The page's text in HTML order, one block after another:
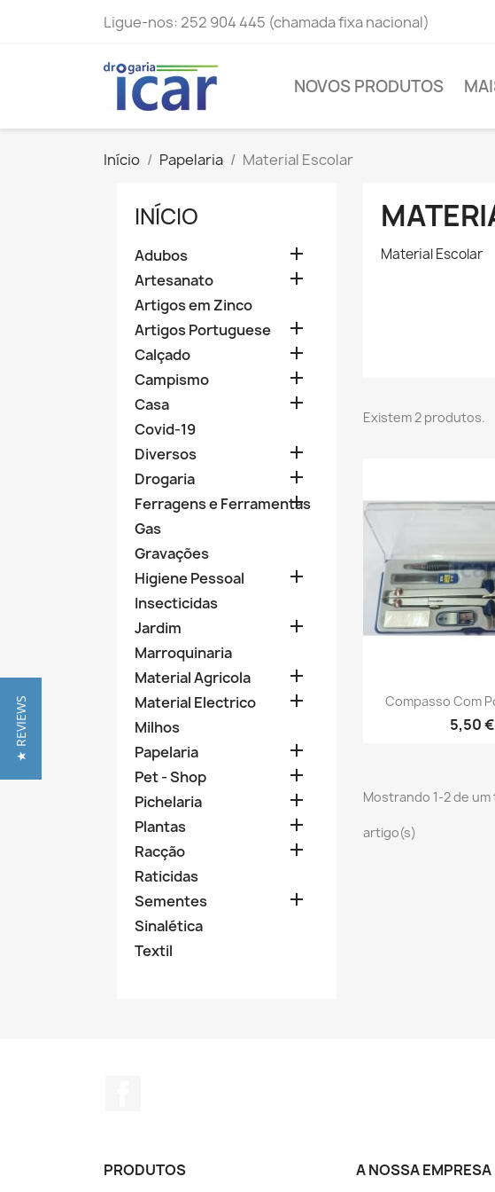
Ligue-nos: 252 904 445 (chamada fixa nacional)
NOVOS PRODUTOS
Início Papelaria Material Escolar
INÍCIO
Adubos 
Artesanato 
Artigos em Zinco
Artigos Portuguese

Calçado 
Campismo 
Casa 
Covid-19
Diversos

Drogaria 
Ferragens e Ferramentas

Gas
Gravações
Higiene Pessoal

Insecticidas
Jardim

Marroquinaria
Material Agricola

Material Electrico 
Milhos
Papelaria

Pet - Shop 
Pichelaria 
Plantas 
Racção 
Raticidas
Sementes

Sinalética
Textil
Material Escolar
Existem 2 produtos.
Compasso Com
5,50 €
Vista
Mostrando 1-2 de um
artigo(s)
PRODUTOS A NOSSA EMPRESA
★ REVIEWS